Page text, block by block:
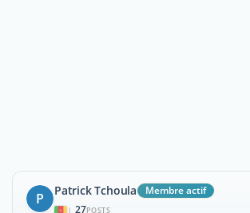
P Patrick Tchoula Membre actif
| 27POSTS